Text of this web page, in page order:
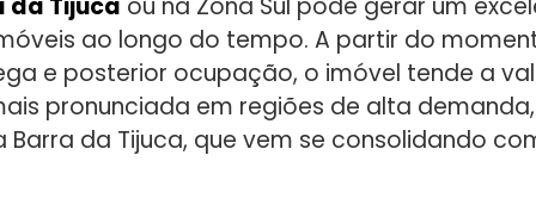
Tijuca ou na Zona Sul pode gerar um
ao longo do tempo. A partir do
e posterior ocupação, o imóvel tende a
pronunciada em regiões de alta
da Tijuca, que vem se consolidando